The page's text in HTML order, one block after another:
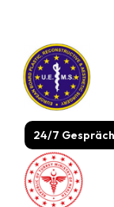
24/7